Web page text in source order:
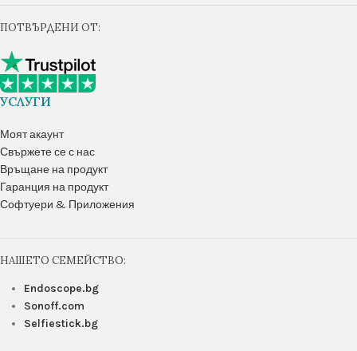
ПОТВЪРДЕНИ ОТ:
УСЛУГИ
Моят акаунт
Свържете се с нас
Връщане на продукт
Гаранция на продукт
Софтуери & Приложения
НАШЕТО СЕМЕЙСТВО:
Endoscope.bg
Sonoff.com
Selfiestick.bg